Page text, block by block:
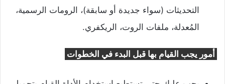
التحديثات (سواء جديدة أو سابقة)، الرومات الرسمية،
المُعدلة، ملفات الروت، الريكفري.
أمور يجب القيام بها قبل البدء في الخطوات